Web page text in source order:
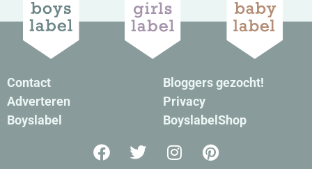
Contact
Adverteren
Boyslabel
Bloggers gezocht!
Privacy
BoyslabelShop